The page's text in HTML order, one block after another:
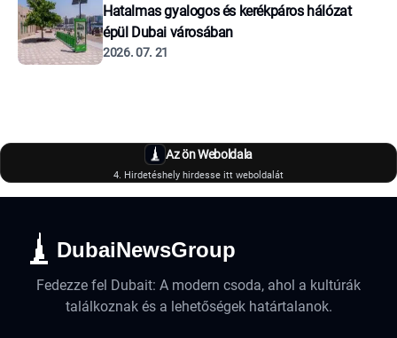
Hatalmas gyalogos és kerékpáros hálózat
épül Dubai városában
2026. 07. 21
Az ön Weboldala
4. Hirdetéshely hirdesse itt weboldalát
DubaiNewsGroup
Fedezze fel Dubait: A modern csoda, ahol a kultúrák
találkoznak és a lehetőségek határtalanok.